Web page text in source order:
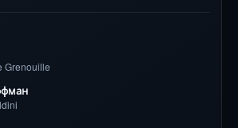
направленность. Одержимый
неуловимые запахи жизни, герой
— парфюмерную столицу
эксперименты принимают
а город охватывает паника:
Grenouille